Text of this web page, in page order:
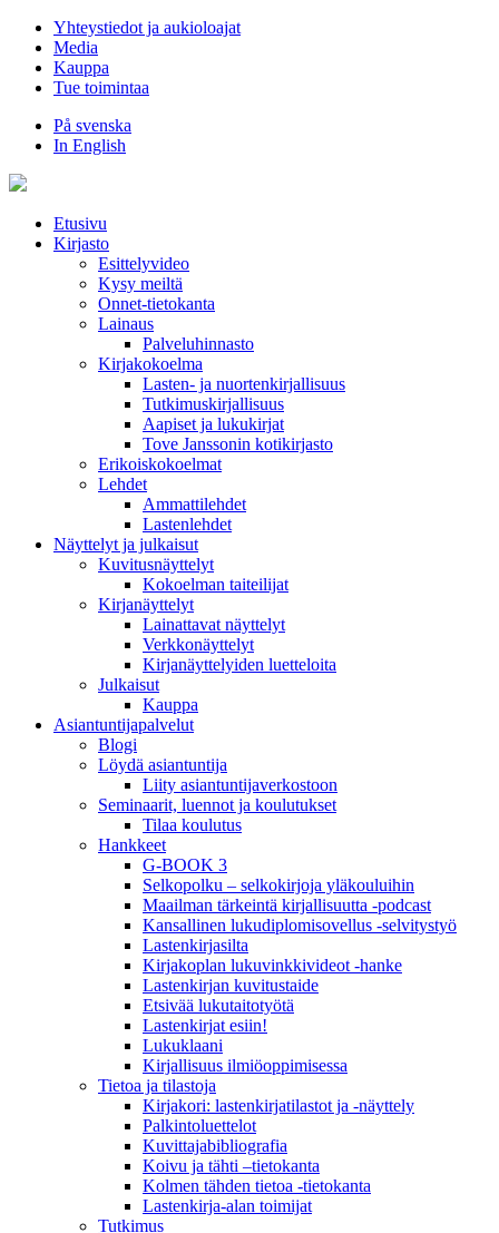
Hyppää
sisältöön
Yhteystiedot ja aukioloajat
Media
Kauppa
Tue toimintaa
På svenska
In English
Etusivu
Kirjasto
Esittelyvideo
Kysy meiltä
Onnet-tietokanta
Lainaus
Palveluhinnasto
Kirjakokoelma
Lasten- ja nuortenkirjallisuus
Tutkimuskirjallisuus
Aapiset ja lukukirjat
Tove Janssonin kotikirjasto
Erikoiskokoelmat
Lehdet
Ammattilehdet
Lastenlehdet
Näyttelyt ja julkaisut
Kuvitusnäyttelyt
Kokoelman taiteilijat
Kirjanäyttelyt
Lainattavat näyttelyt
Verkkonäyttelyt
Kirjanäyttelyiden luetteloita
Julkaisut
Kauppa
Asiantuntija­palvelut
Blogi
Löydä asiantuntija
Liity asiantuntijaverkostoon
Seminaarit, luennot ja koulutukset
Tilaa koulutus
Hankkeet
G-BOOK 3
Selkopolku – selkokirjoja yläkouluihin
Maailman tärkeintä kirjallisuutta -podcast
Kansallinen lukudiplomisovellus -selvitystyö
Lastenkirjasilta
Kirjakoplan lukuvinkkivideot -hanke
Lastenkirjan kuvitustaide
Etsivää lukutaitotyötä
Lastenkirjat esiin!
Lukuklaani
Kirjallisuus ilmiöoppimisessa
Tietoa ja tilastoja
Kirjakori: lastenkirjatilastot ja -näyttely
Palkintoluettelot
Kuvittaja­bibliografia
Koivu ja tähti –tietokanta
Kolmen tähden tietoa -tietokanta
Lastenkirja-alan toimijat
Tutkimus